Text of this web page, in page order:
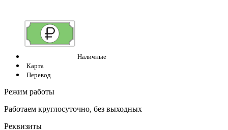
Наличные
Карта
Перевод
Режим работы
Работаем круглосуточно, без выходных
Реквизиты